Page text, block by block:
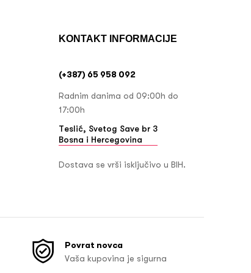
KONTAKT INFORMACIJE
(+387) 65 958 092
Radnim danima od 09:00h do
17:00h
Teslić, Svetog Save br 3
Bosna i Hercegovina
Dostava se vrši isključivo u BIH.
Povrat novca
Vaša kupovina je sigurna